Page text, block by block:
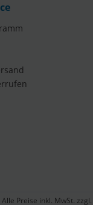
Preise inkl. MwSt. zzgl.